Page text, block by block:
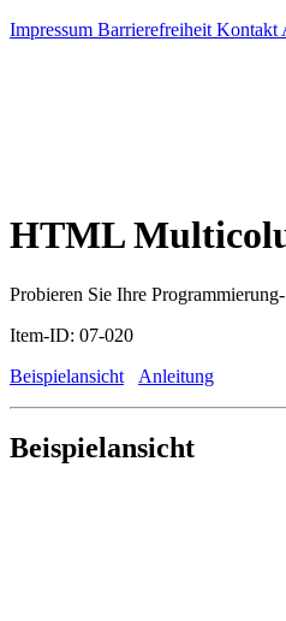
Impressum Barrierefreiheit Kontakt
HTML
Probieren Sie Ihre
Item-ID: 07-020
Beispielansicht
Anleitung
Beispielansicht